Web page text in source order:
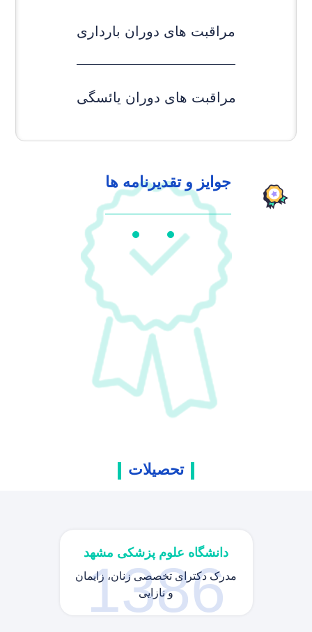
مراقبت های دوران بارداری
مراقبت های دوران یائسگی
جوایز و تقدیرنامه ها
تحصیلات
1386
دانشگاه علوم پزشکی مشهد
مدرک دکترای تخصصی زنان، زایمان
و نازایی